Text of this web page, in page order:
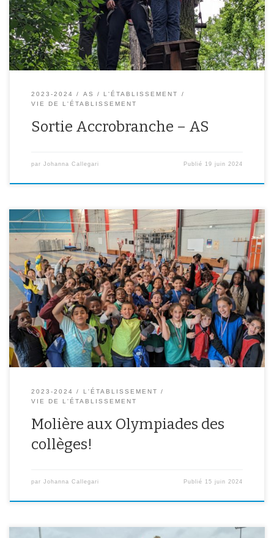
d’autres déjà aguerris sont même allés jusqu’au parcours rouge à
10m de hauteur! Des photos sont disponibles ci-dessous.
2023-2024 AS
L'ÉTABLISSEMENT
VIE DE L'ÉTABLISSEMENT
Sortie Accrobranche – AS
par Johanna Callegari Publié 19 juin 2024
Une vingtaine d’élèves de chaque niveau de classe ont été
sélectionnés pour participer aux Olympiades des collèges et ainsi
défier leurs camarades d’autres collèges d’Ivry sous la forme de
rencontres et de découvertes sportives. Ils ont ainsi pu pratiquer le
kinball, la balle aux prisonniers, le tchoukball, poules renards
vipères, […]
2023-2024
L'ÉTABLISSEMENT
VIE DE L'ÉTABLISSEMENT
Molière aux Olympiades des
collèges!
par Johanna Callegari Publié 15 juin 2024